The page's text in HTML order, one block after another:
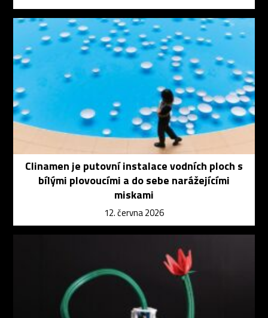
Clinamen je putovní instalace vodních ploch s
bílými plovoucími a do sebe narážejícími
miskami
12. června 2026